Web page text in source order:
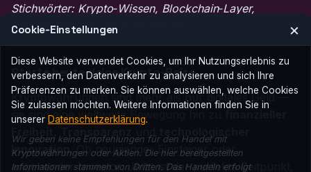
Stichwörter: Krypto‑Wissen, Blockchain‑Layer,
Staking‑Rewards, Krypto‑Glossar
Starte heute deine Krypto‑Reise
Kryptowährungen sind mehr als nur digitales Geld —
sie sind eine weltweite Bewegung hin zu
Innovation. Ob neugieriger Einsteiger oder
angehender Investor: Jetzt ist der perfekte Zeitpunkt,
Cookie‑Einstellungen ×
Diese Website verwendet Cookies, um Ihr Nutzungserlebnis zu
verbessern, den Datenverkehr zu analysieren und sich Ihre
Präferenzen zu merken. Sie können auswählen, welche Cookies
Sie zulassen möchten. Weitere Informationen finden Sie in
unserer Datenschutzerklärung.
Wir geben keine Empfehlungen für den Handel mit
Kryptowährungen oder Aktien. Die hier bereitgestellten
Informationen stammen von Dritten. Das Handeln erfolgt